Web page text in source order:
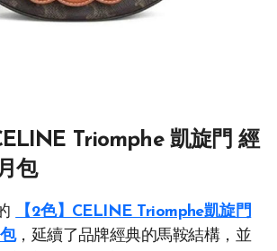
Triomphe 凱旋門 經
包
【2色】CELINE Triomphe凱旋門
，延續了品牌經典的馬鞍結構，並